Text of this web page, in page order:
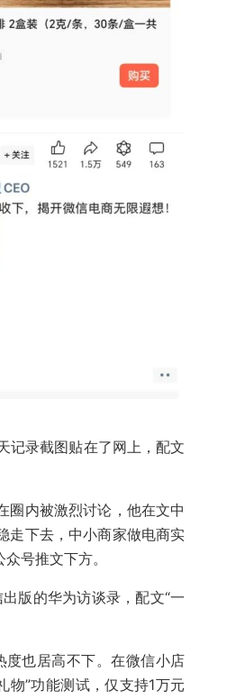
记录截图贴在了网上，配文
圈内被激烈讨论，他在文中
走下去，中小商家做电商实
号推文下方。
版的华为访谈录，配文“一
也居高不下。在微信小店
物”功能测试，仅支持1万元